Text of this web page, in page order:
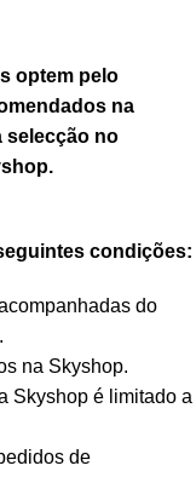
optem pelo
na
selecção no
condições:
do
na Skyshop.
Skyshop é limitado a
de